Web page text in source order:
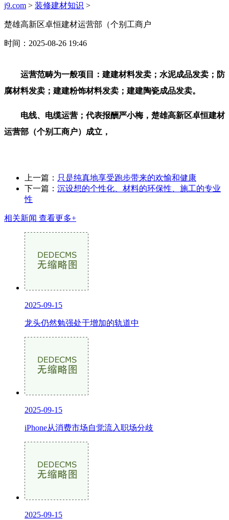
j9.com > 装修建材知识 >
楚雄高新区卓恒建材运营部（个别工商户
时间：2025-08-26 19:46
运营范畴为一般项目：建建材料发卖；水泥成品发卖；防
腐材料发卖；建建粉饰材料发卖；建建陶瓷成品发卖。
电线、电缆运营；代表报酬严小梅，楚雄高新区卓恒建材
运营部（个别工商户）成立，
上一篇： 只是纯真地享受跑步带来的欢愉和健康
下一篇： 沉设想的个性化、材料的环保性、施工的专业
性
相关新闻 查看更多+
2025-09-15
龙头仍然勉强处于增加的轨道中
2025-09-15
iPhone从消费市场自觉流入职场分歧
2025-09-15